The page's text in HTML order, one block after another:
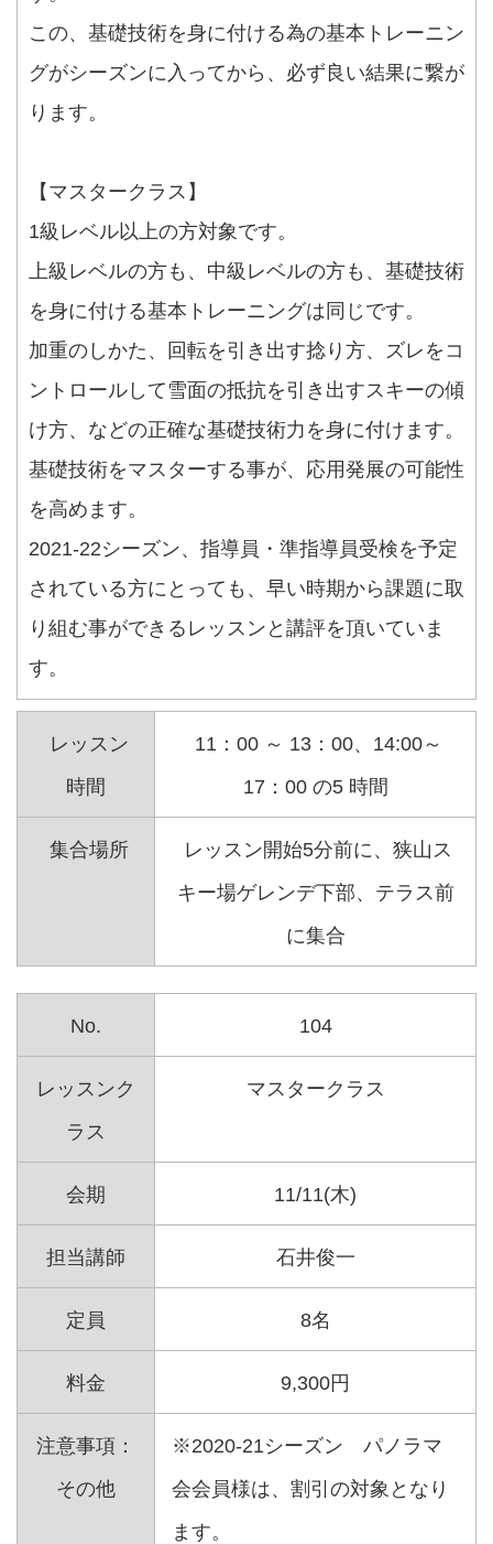
この、基礎技術を身に付ける為の基本トレーニン
グがシーズンに入ってから、必ず良い結果に繋が
ります。
【マスタークラス】
1級レベル以上の方対象です。
上級レベルの方も、中級レベルの方も、基礎技術
を身に付ける基本トレーニングは同じです。
加重のしかた、回転を引き出す捻り方、ズレをコ
ントロールして雪面の抵抗を引き出すスキーの傾
け方、などの正確な基礎技術力を身に付けます。
基礎技術をマスターする事が、応用発展の可能性
を高めます。
2021-22シーズン、指導員・準指導員受検を予定
されている方にとっても、早い時期から課題に取
り組む事ができるレッスンと講評を頂いていま
す。
レッスン
時間
11：00 ～ 13：00、14:00～
17：00 の5 時間
集合場所
レッスン開始5分前に、狭山ス
キー場ゲレンデ下部、テラス前
に集合
No. 104
レッスンク
ラス
マスタークラス
会期 11/11(木)
担当講師 石井俊一
定員 8名
料金 9,300円
注意事項：
その他
※2020-21シーズン パノラマ
会会員様は、割引の対象となり
ます。